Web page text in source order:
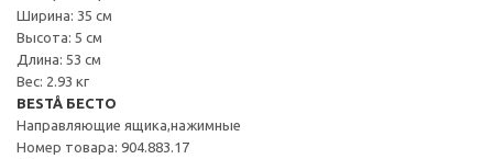
Ширина: 35 см
Высота: 5 см
Длина: 53 см
Вес: 2.93 кг
BESTÅ БЕСТО
Направляющие ящика,нажимные
Номер товара: 904.883.17